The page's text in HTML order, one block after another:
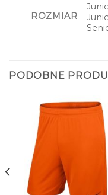
ROZMIAR
PODOBNE